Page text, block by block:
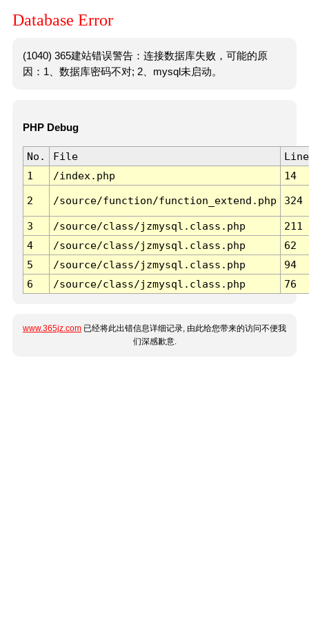
Database Error
(1040) 365建站错误警告：连接数据库失败，可能的原
因：1、数据库密码不对; 2、mysql未启动。
PHP Debug
No. File
Line
1
/index.php 14
2 /source/function/function_extend.php 324
3 /source/class/jzmysql.class.php
211
4
/source/class/jzmysql.class.php
62
5
/source/class/jzmysql.class.php
94
6
/source/class/jzmysql.class.php 76
www.365jz.com 已经将此出错信息详细记录, 由此给您带来的访问不便我
们深感歉意.